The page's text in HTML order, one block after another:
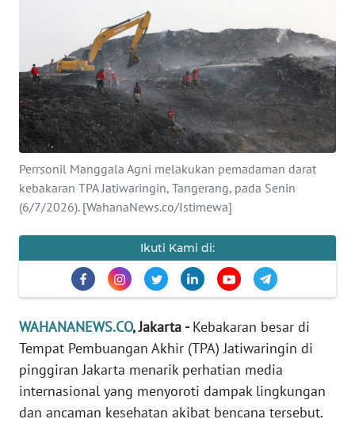
Perrsonil Manggala Agni melakukan pemadaman darat
kebakaran TPA Jatiwaringin, Tangerang, pada Senin
(6/7/2026). [WahanaNews.co/Istimewa]
Ikuti Kami di:
WAHANANEWS.CO, Jakarta -Kebakaran besar di
Tempat Pembuangan Akhir (TPA) Jatiwaringin di
pinggiran Jakarta menarik perhatian media
internasional yang menyoroti dampak lingkungan
dan ancaman kesehatan akibat bencana tersebut.
KESEHATAN
INTERNASIONAL
SERBA-SERBI
EDITORIAL
Informasi
INDEKS